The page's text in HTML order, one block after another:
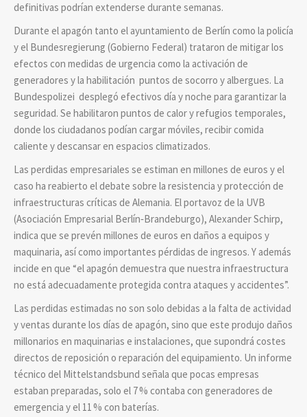
definitivas podrían extenderse durante semanas.
Durante el apagón tanto el ayuntamiento de Berlín como la policía
y el Bundesregierung (Gobierno Federal) trataron de mitigar los
efectos con medidas de urgencia como la activación de
generadores y la habilitación puntos de socorro y albergues. La
Bundespolizei desplegó efectivos día y noche para garantizar la
seguridad. Se habilitaron puntos de calor y refugios temporales,
donde los ciudadanos podían cargar móviles, recibir comida
caliente y descansar en espacios climatizados.
Las perdidas empresariales se estiman en millones de euros y el
caso ha reabierto el debate sobre la resistencia y protección de
infraestructuras críticas de Alemania. El portavoz de la UVB
(Asociación Empresarial Berlín‑Brandeburgo), Alexander Schirp,
indica que se prevén millones de euros en daños a equipos y
maquinaria, así como importantes pérdidas de ingresos. Y además
incide en que “el apagón demuestra que nuestra infraestructura
no está adecuadamente protegida contra ataques y accidentes”.
Las perdidas estimadas no son solo debidas a la falta de actividad
y ventas durante los días de apagón, sino que este produjo daños
millonarios en maquinarias e instalaciones, que supondrá costes
directos de reposición o reparación del equipamiento. Un informe
técnico del Mittelstandsbund señala que pocas empresas
estaban preparadas, solo el 7 % contaba con generadores de
emergencia y el 11 % con baterías.